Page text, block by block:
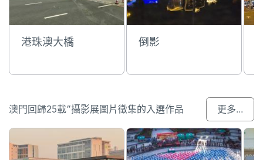
港珠澳大橋 倒影
澳門回歸25載”攝影展圖片徵集的入選作品 更多...